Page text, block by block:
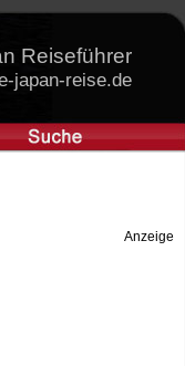
Reiseführer
japan-reise.de
Anzeige